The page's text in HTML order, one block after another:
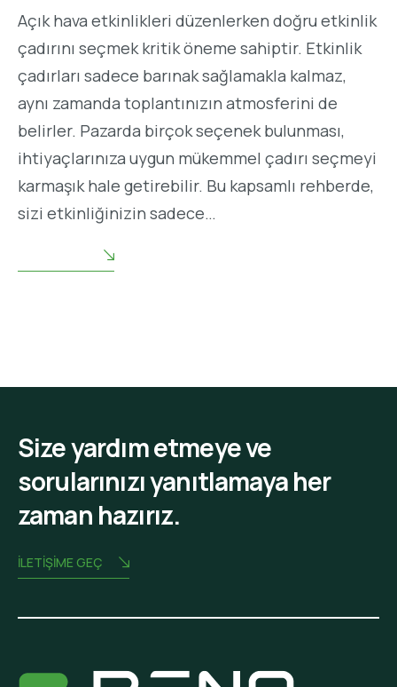
Açık hava etkinlikleri düzenlerken doğru etkinlik
çadırını seçmek kritik öneme sahiptir. Etkinlik
çadırları sadece barınak sağlamakla kalmaz,
aynı zamanda toplantınızın atmosferini de
belirler. Pazarda birçok seçenek bulunması,
ihtiyaçlarınıza uygun mükemmel çadırı seçmeyi
karmaşık hale getirebilir. Bu kapsamlı rehberde,
sizi etkinliğinizin sadece…
Size yardım etmeye ve
sorularınızı yanıtlamaya her
zaman hazırız.
İLETIŞIME GEÇ